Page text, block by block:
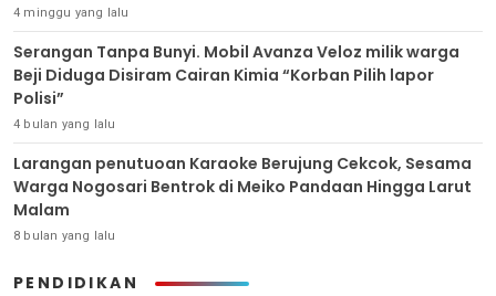
4 minggu yang lalu
Serangan Tanpa Bunyi. Mobil Avanza Veloz milik warga
Beji Diduga Disiram Cairan Kimia “Korban Pilih lapor
Polisi”
4 bulan yang lalu
Larangan penutuoan Karaoke Berujung Cekcok, Sesama
Warga Nogosari Bentrok di Meiko Pandaan Hingga Larut
Malam
8 bulan yang lalu
PENDIDIKAN